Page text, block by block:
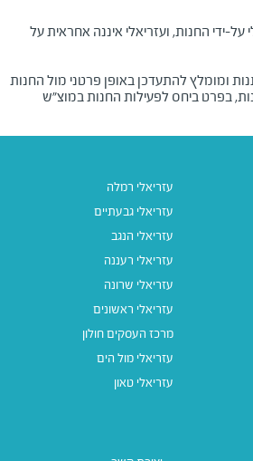
ידי החנות, ועזריאלי איננה אחראית על
ומומלץ להתעדכן באופן פרטני מול החנות
בפרט ביחס לפעילות החנות במוצ"ש
עזריאלי רמלה
עזריאלי גבעתיים
עזריאלי הנגב
עזריאלי רעננה
עזריאלי שרונה
עזריאלי ראשונים
מרכז העסקים חולון
עזריאלי מול הים
עזריאלי טאון